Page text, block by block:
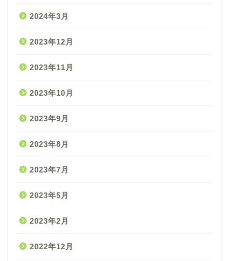
2024年3月
2023年12月
2023年11月
2023年10月
2023年9月
2023年8月
2023年7月
2023年5月
2023年2月
2022年12月